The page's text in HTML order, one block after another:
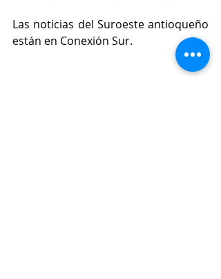
Las noticias del Suroeste antioqueño
están en Conexión Sur.